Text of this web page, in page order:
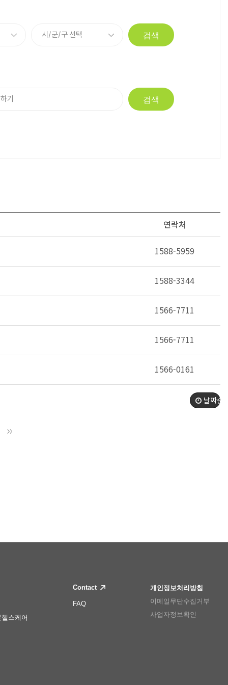
검색
검색
연락처
1588-5959
1588-3344
1566-7711
1566-7711
1566-0161
날짜순
스케어
Contact
FAQ
개인정보처리방침
이메일무단수집거부
사업자정보확인